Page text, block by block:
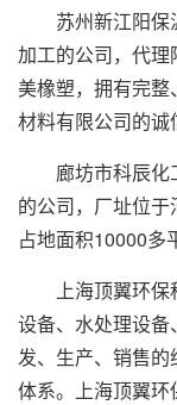
苏州新江阳保
加工的公司，代
美橡塑，拥有完
材料有限公司的诚
廊坊市科辰化
的公司，厂址位于
占地面积10000多
上海顶翼环保
设备、水处理设
发、生产、销售
体系。上海顶翼环